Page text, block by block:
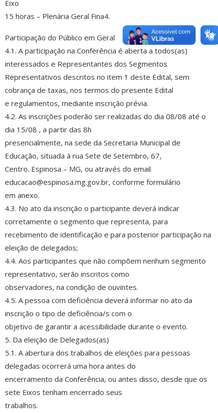
Eixo
15 horas – Plenária Geral Fina4.
Participação do Público em Geral
4.1. A participação na Conferência é aberta a todos(as)
interessados e Representantes dos Segmentos
Representativos descritos no item 1 deste Edital, sem
cobrança de taxas, nos termos do presente Edital
e regulamentos, mediante inscrição prévia.
4.2. As inscrições poderão ser realizadas do dia 08/08 até o
dia 15/08 , a partir das 8h
presencialmente, na sede da Secretaria Municipal de
Educação, situada à rua Sete de Setembro, 67,
Centro. Espinosa – MG, ou através do email
educacao@espinosa.mg.gov.br, conforme formulário
em anexo.
4.3. No ato da inscrição o participante deverá indicar
corretamente o segmento que representa, para
recebimento de identificação e para posterior participação na
eleição de delegados;
4.4. Aos participantes que não compõem nenhum segmento
representativo, serão inscritos como
observadores, na condição de ouvintes.
4.5. A pessoa com deficiência deverá informar no ato da
inscrição o tipo de deficiência/s com o
objetivo de garantir a acessibilidade durante o evento.
5. Da eleição de Delegados(as)
5.1. A abertura dos trabalhos de eleições para pessoas
delegadas ocorrerá uma hora antes do
encerramento da Conferência, ou antes disso, desde que os
sete Eixos tenham encerrado seus
trabalhos.